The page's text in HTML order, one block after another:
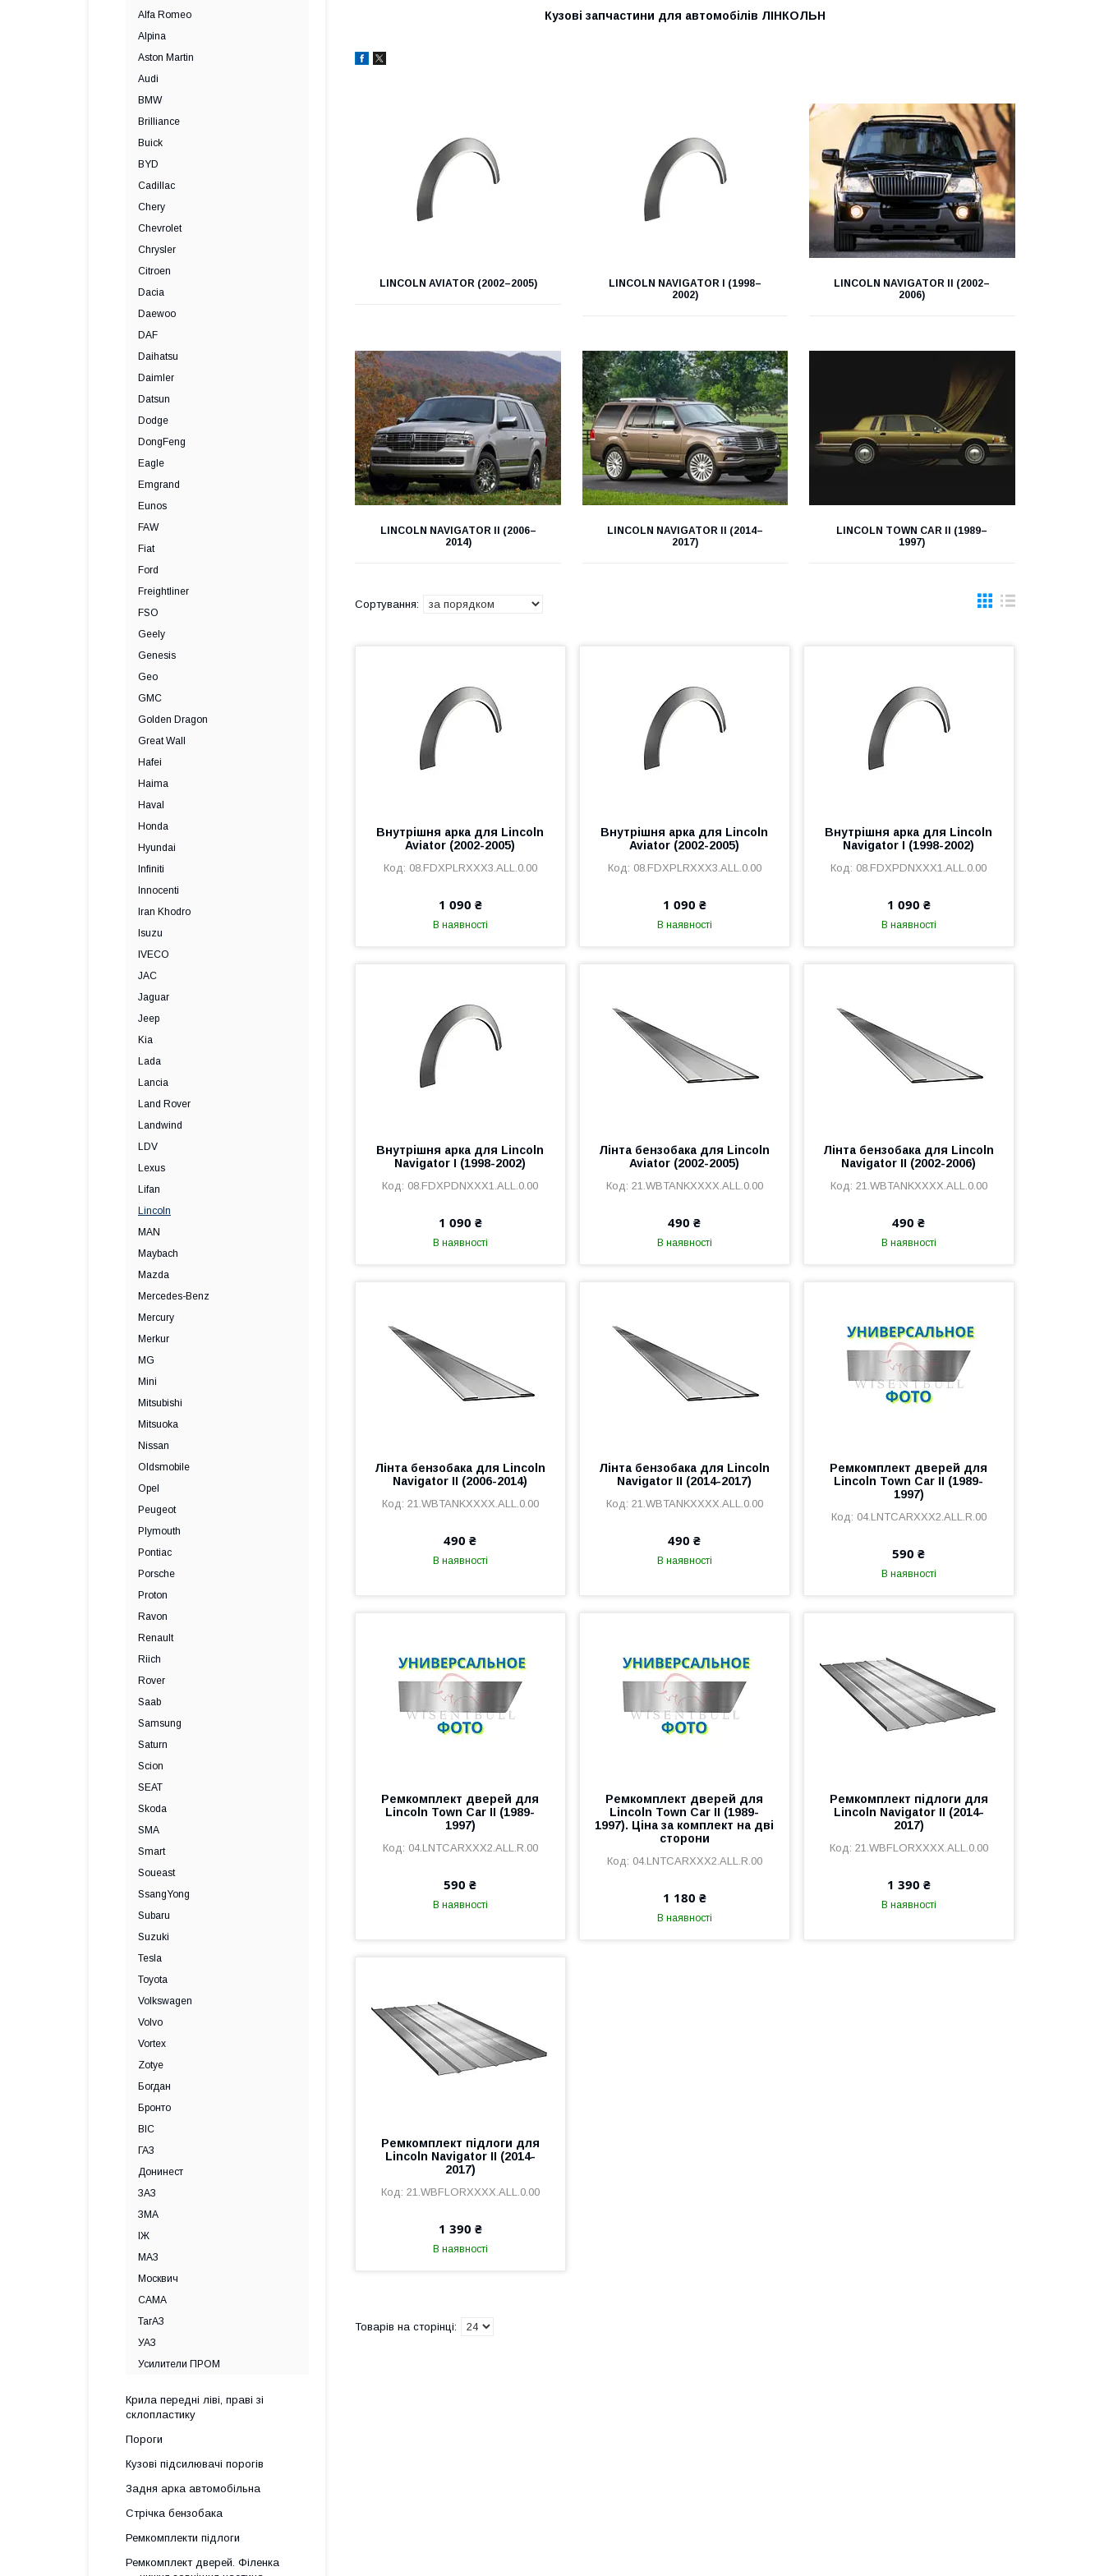
Кузові запчастини для автомобілів ЛІНКОЛЬН
LINCOLN AVIATOR (2002–2005)
LINCOLN NAVIGATOR I (1998–
2002)
LINCOLN NAVIGATOR II (2002–
2006)
LINCOLN NAVIGATOR II (2006–
2014)
LINCOLN NAVIGATOR II (2014–
2017)
LINCOLN TOWN CAR II (1989–
1997)
Внутрішня арка для Lincoln
Aviator (2002-2005)
08.FDXPLRXXX3.ALL.0.00
1 090 ₴
В наявності
Внутрішня арка для Lincoln
Aviator (2002-2005)
08.FDXPLRXXX3.ALL.0.00
1 090 ₴
В наявності
Внутрішня арка для Lincoln
Navigator I (1998-2002)
08.FDXPDNXXX1.ALL.0.00
1 090 ₴
В наявності
Внутрішня арка для Lincoln
Navigator I (1998-2002)
08.FDXPDNXXX1.ALL.0.00
1 090 ₴
В наявності
Лінта бензобака для Lincoln
Aviator (2002-2005)
21.WBTANKXXXX.ALL.0.00
490 ₴
В наявності
Лінта бензобака для Lincoln
Navigator II (2002-2006)
21.WBTANKXXXX.ALL.0.00
490 ₴
В наявності
Лінта бензобака для Lincoln
Navigator II (2006-2014)
21.WBTANKXXXX.ALL.0.00
490 ₴
В наявності
Лінта бензобака для Lincoln
Navigator II (2014-2017)
21.WBTANKXXXX.ALL.0.00
490 ₴
В наявності
Ремкомплект дверей для
Lincoln Town Car II (1989-
1997)
04.LNTCARXXX2.ALL.R.00
590 ₴
В наявності
Ремкомплект дверей для
Lincoln Town Car II (1989-
1997)
04.LNTCARXXX2.ALL.R.00
590 ₴
В наявності
Ремкомплект дверей для
Lincoln Town Car II (1989-
1997). Ціна за комплект на дві
сторони
04.LNTCARXXX2.ALL.R.00
1 180 ₴
В наявності
Ремкомплект підлоги для
Lincoln Navigator II (2014-
2017)
21.WBFLORXXXX.ALL.0.00
1 390 ₴
В наявності
Ремкомплект підлоги для
Lincoln Navigator II (2014-
2017)
21.WBFLORXXXX.ALL.0.00
1 390 ₴
В наявності
Alfa Romeo
Alpina
Aston Martin
Audi
BMW
Brilliance
Buick
BYD
Cadillac
Chery
Chevrolet
Chrysler
Citroen
Dacia
Daewoo
DAF
Daihatsu
Daimler
Datsun
Dodge
DongFeng
Eagle
Emgrand
Eunos
FAW
Fiat
Ford
Freightliner
FSO
Geely
Genesis
Geo
GMC
Golden Dragon
Great Wall
Hafei
Haima
Haval
Honda
Hyundai
Infiniti
Innocenti
Iran Khodro
Isuzu
IVECO
JAC
Jaguar
Jeep
Kia
Lada
Lancia
Land Rover
Landwind
LDV
Lexus
Lifan
Lincoln
MAN
Maybach
Mazda
Mercedes-Benz
Mercury
Merkur
MG
Mini
Mitsubishi
Mitsuoka
Nissan
Oldsmobile
Opel
Peugeot
Plymouth
Pontiac
Porsche
Proton
Ravon
Renault
Riich
Rover
Saab
Samsung
Saturn
Scion
SEAT
Skoda
SMA
Smart
Soueast
SsangYong
Subaru
Suzuki
Tesla
Toyota
Volkswagen
Volvo
Vortex
Zotye
Богдан
Бронто
ВІС
ГАЗ
Донинест
ЗАЗ
ЗМА
ІЖ
МАЗ
Москвич
САМА
ТагАЗ
УАЗ
Усилители ПРОМ
Крила передні ліві, праві зі
склопластику
Пороги
Кузові підсилювачі порогів
Задня арка автомобільна
Стрічка бензобака
Ремкомплекти підлоги
Ремкомплект дверей. Філенка